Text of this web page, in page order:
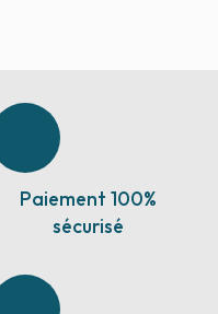
Paiement 100%
sécurisé